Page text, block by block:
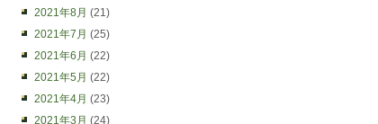
2021年8月 (21)
2021年7月 (25)
2021年6月 (22)
2021年5月 (22)
2021年4月 (23)
2021年3月 (24)